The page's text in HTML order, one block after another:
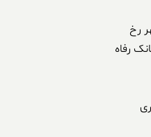
رخ
رفاه